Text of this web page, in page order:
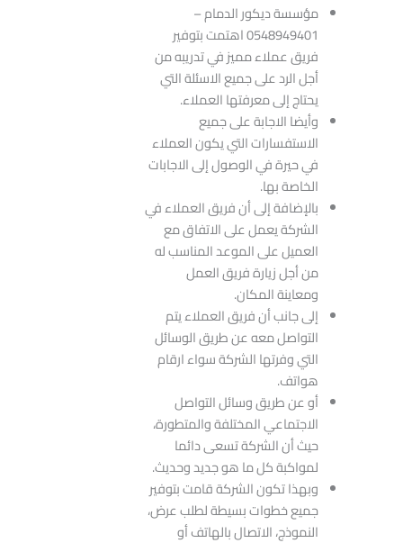
مؤسسة ديكور الدمام –
0548949401 اهتمت بتوفير
فريق عملاء مميز في تدريبه من
أجل الرد على جميع الاسئلة التي
يحتاج إلى معرفتها العملاء.
وأيضا الاجابة على جميع
الاستفسارات التي يكون العملاء
في حيرة في الوصول إلى الاجابات
الخاصة بها.
بالإضافة إلى أن فريق العملاء في
الشركة يعمل على الاتفاق مع
العميل على الموعد المناسب له
من أجل زيارة فريق العمل
ومعاينة المكان.
إلى جانب أن فريق العملاء يتم
التواصل معه عن طريق الوسائل
التي وفرتها الشركة سواء ارقام
هواتف.
أو عن طريق وسائل التواصل
الاجتماعي المختلفة والمتطورة،
حيث أن الشركة تسعى دائما
لمواكبة كل ما هو جديد وحديث.
وبهذا تكون الشركة قامت بتوفير
جميع خطوات بسيطة لطلب عرض،
النموذج، الاتصال بالهاتف أو